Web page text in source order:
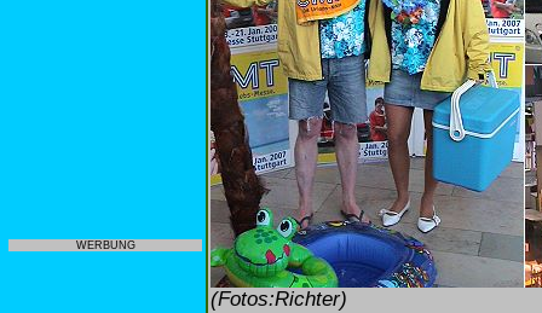
WERBUNG
(Fotos:Richter)